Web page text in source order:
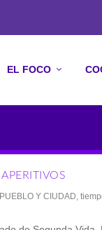
EL FOCO
PUEBLO Y CIUDAD,